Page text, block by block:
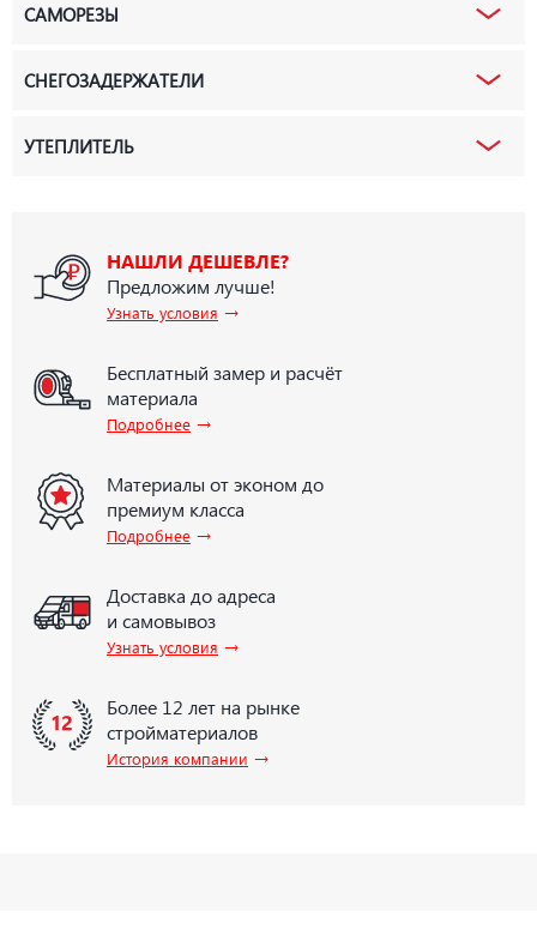
САМОРЕЗЫ
СНЕГОЗАДЕРЖАТЕЛИ
УТЕПЛИТЕЛЬ
НАШЛИ ДЕШЕВЛЕ?
Предложим лучше!
Узнать условия →
Бесплатный замер и расчёт
материала
Подробнее →
Материалы от эконом до
премиум класса
Подробнее →
Доставка до адреса
и самовывоз
Узнать условия →
Более 12 лет на рынке
стройматериалов
История компании →